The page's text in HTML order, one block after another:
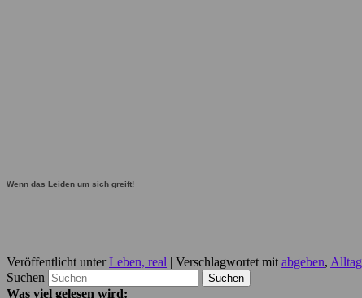
Wenn das Leiden um sich greift!
Veröffentlicht unter Leben, real | Verschlagwortet mit abgeben, Alltag
Suchen
Was viel gelesen wird: